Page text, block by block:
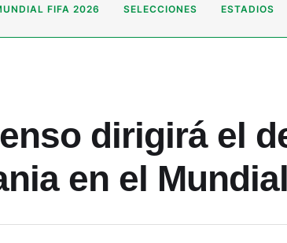
FIFA 2026 SELECCIONES ESTADIOS
dirigirá el
en el Mundial